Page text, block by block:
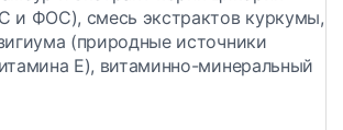
и ФОС), смесь экстрактов куркумы,
(природные источники
E), витаминно-минеральный